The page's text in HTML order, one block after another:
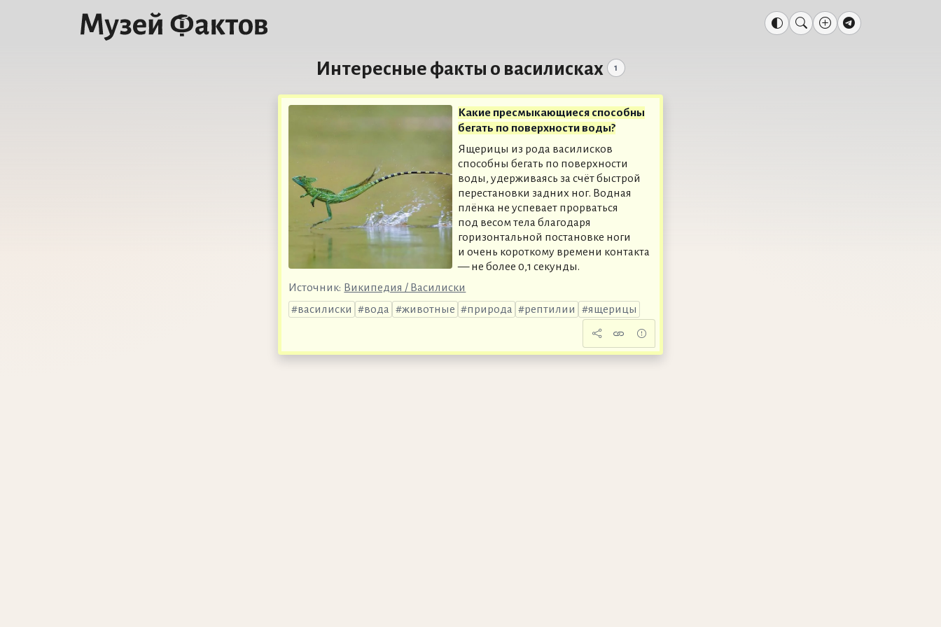
Интересные факты о василисках 1
Какие пресмыкающиеся способны
бегать по поверхности воды?
Ящерицы из рода василисков
способны бегать по поверхности
воды, удерживаясь за счёт быстрой
перестановки задних ног. Водная
плёнка не успевает прорваться
под весом тела благодаря
горизонтальной постановке ноги
и очень короткому времени контакта
— не более 0,1 секунды.
Источник: Википедия / Василиски
василиски
вода животные природа рептилии ящерицы